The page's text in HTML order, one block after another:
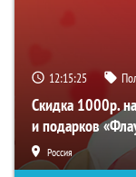
12:15:24
Скидка 1000р.
и подарков
Россия